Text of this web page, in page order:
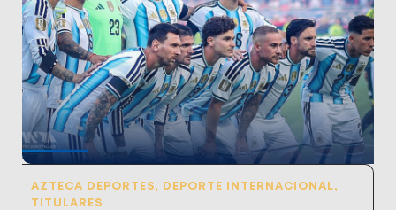
AZTECA DEPORTES, DEPORTE INTERNACIONAL,
TITULARES